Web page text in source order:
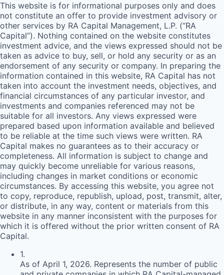
This website is for informational purposes only and does
not constitute an offer to provide investment advisory or
other services by RA Capital Management, L.P. (“RA
Capital”). Nothing contained on the website constitutes
investment advice, and the views expressed should not be
taken as advice to buy, sell, or hold any security or as an
endorsement of any security or company. In preparing the
information contained in this website, RA Capital has not
taken into account the investment needs, objectives, and
financial circumstances of any particular investor, and
investments and companies referenced may not be
suitable for all investors. Any views expressed were
prepared based upon information available and believed
to be reliable at the time such views were written. RA
Capital makes no guarantees as to their accuracy or
completeness. All information is subject to change and
may quickly become unreliable for various reasons,
including changes in market conditions or economic
circumstances. By accessing this website, you agree not
to copy, reproduce, republish, upload, post, transmit, alter,
or distribute, in any way, content or materials from this
website in any manner inconsistent with the purposes for
which it is offered without the prior written consent of RA
Capital.
1.
As of April 1, 2026. Represents the number of public